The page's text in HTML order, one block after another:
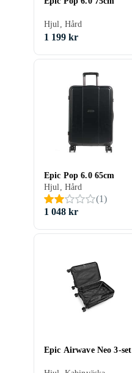
Hjul, Hård
1 199 kr
Epic Pop 6.0 65cm
Hjul, Hård
(1)
1 048 kr
Epic Airwave Neo 3-set